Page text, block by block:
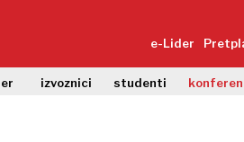
e-Lider
izvoznici studenti